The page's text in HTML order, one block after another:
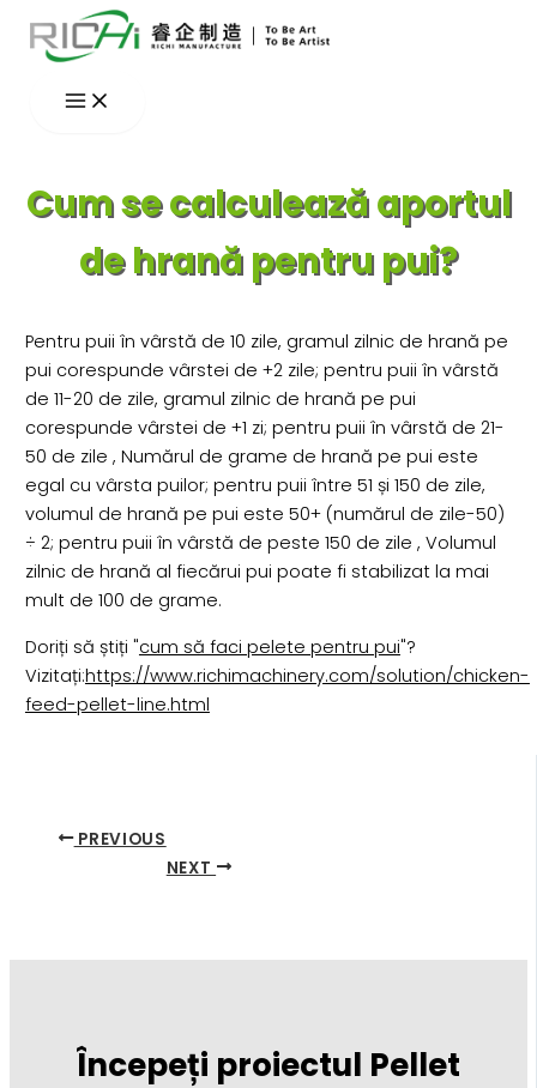
Skip
Cum se calculează aportul
de hrană pentru pui?
Pentru puii în vârstă de 10 zile, gramul zilnic de hrană pe
pui corespunde vârstei de +2 zile; pentru puii în vârstă
de 11-20 de zile, gramul zilnic de hrană pe pui
corespunde vârstei de +1 zi; pentru puii în vârstă de 21-
50 de zile , Numărul de grame de hrană pe pui este
egal cu vârsta puilor; pentru puii între 51 și 150 de zile,
volumul de hrană pe pui este 50+ (numărul de zile-50)
÷ 2; pentru puii în vârstă de peste 150 de zile , Volumul
zilnic de hrană al fiecărui pui poate fi stabilizat la mai
mult de 100 de grame.
Doriți să știți "cum să faci pelete pentru pui"?
Vizitați:https://www.richimachinery.com/solution/chicken-
feed-pellet-line.html
PREVIOUS
NEXT
Începeți proiectul Pellet